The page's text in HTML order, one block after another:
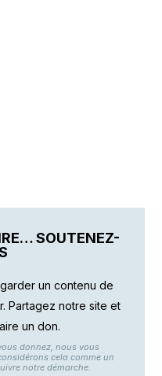
SOUTENEZ-
un contenu de
Partagez notre site et
un don.
donnez, nous vous
cela comme un
notre démarche.